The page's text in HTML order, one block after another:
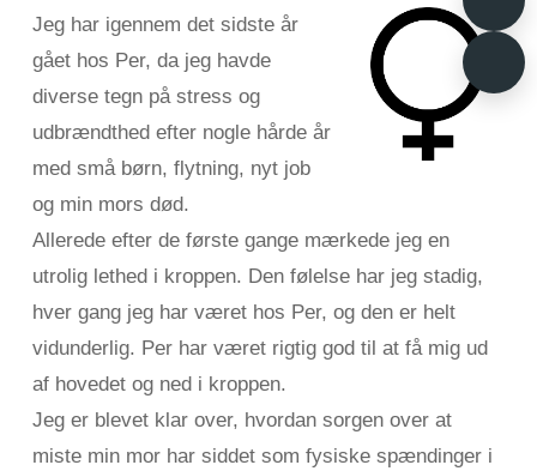
Jeg har igennem det sidste år
gået hos Per, da jeg havde
diverse tegn på stress og
udbrændthed efter nogle hårde år
med små børn, flytning, nyt job
og min mors død.
Allerede efter de første gange mærkede jeg en
utrolig lethed i kroppen. Den følelse har jeg stadig,
hver gang jeg har været hos Per, og den er helt
vidunderlig. Per har været rigtig god til at få mig ud
af hovedet og ned i kroppen.
Jeg er blevet klar over, hvordan sorgen over at
miste min mor har siddet som fysiske spændinger i